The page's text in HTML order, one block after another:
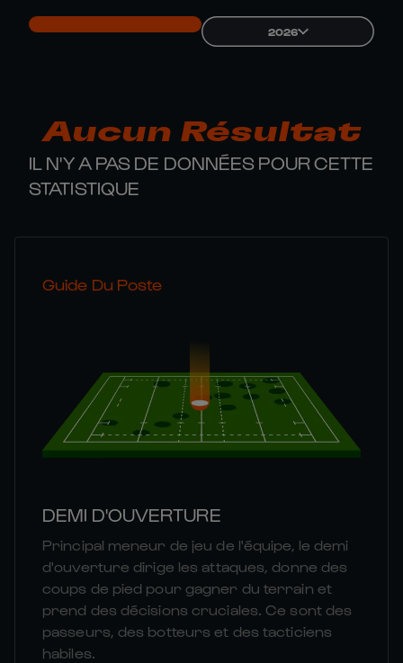
2026
Aucun Résultat
IL N'Y A PAS DE DONNÉES POUR CETTE
STATISTIQUE
Guide Du Poste
DEMI D'OUVERTURE
Principal meneur de jeu de l'équipe, le demi
d'ouverture dirige les attaques, donne des
coups de pied pour gagner du terrain et
prend des décisions cruciales. Ce sont des
passeurs, des botteurs et des tacticiens
habiles.